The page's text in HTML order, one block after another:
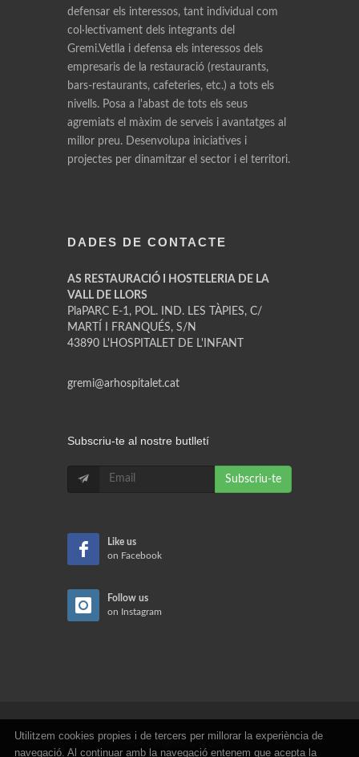
defensar els interessos, tant individual com
col·lectivament dels integrants del
Gremi.Vetlla i defensa els interessos dels
empresaris de la restauració (restaurants,
bars-restaurants, cafeteries, etc.) a tots els
nivells. Posa a l'abast de tots els seus
agremiats el màxim de serveis i avantatges al
millor preu. Desenvolupa iniciatives i
projectes per dinamitzar el sector i el territori.
DADES DE CONTACTE
AS RESTAURACIÓ I HOSTELERIA DE LA
VALL DE LLORS
PlaPARC E-1, POL. IND. LES TÀPIES, C/
MARTÍ I FRANQUÉS, S/N
43890 L'HOSPITALET DE L'INFANT
gremi@arhospitalet.cat
Subscriu-te al nostre butlletí
Subscriu-te
Like us
on Facebook
Follow us
on Instagram
Copyrights © 2026
Utilitzem cookies propies i de tercers per millorar la experiència de
navegació. Al continuar amb la navegació entenem que acepta la